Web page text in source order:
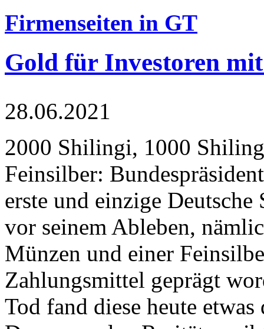
Firmenseiten in GT
Gold für Investoren
28.06.2021
2000 Shilingi, 1000
Feinsilber:
erste und einzige Deutsche
vor seinem Ableben,
Münzen und einer
Zahlungsmittel geprägt
Tod fand diese heute